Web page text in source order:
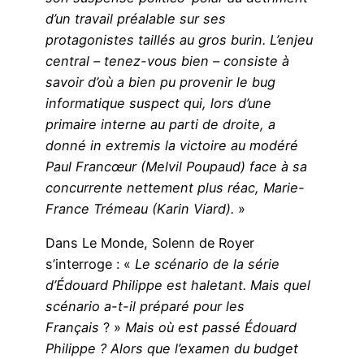
d’un travail préalable sur ses
protagonistes taillés au gros burin. L’enjeu
central – tenez-vous bien – consiste à
savoir d’où a bien pu provenir le bug
informatique suspect qui, lors d’une
primaire interne au parti de droite, a
donné in extremis la victoire au modéré
Paul Francœur (Melvil Poupaud) face à sa
concurrente nettement plus réac, Marie-
France Trémeau (Karin Viard). »
Dans Le Monde, Solenn de Royer
s’interroge : « Le scénario de la série
d’Édouard Philippe est haletant. Mais quel
scénario a-t-il préparé pour les
Français ? » Mais où est passé Édouard
Philippe ? Alors que l’examen du budget